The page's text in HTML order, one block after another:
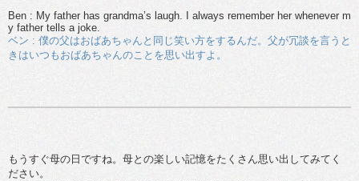
Ben : My father has grandma’s laugh. I always remember her whenever m
y father tells a joke.
ベン : 僕の父はおばあちゃんと同じ笑い方をするんだ。父が冗談を言うと
きはいつもおばあちゃんのことを思い出すよ。
もうすぐ母の日ですね。母との楽しい記憶をたくさん思い出してみてく
ださい。